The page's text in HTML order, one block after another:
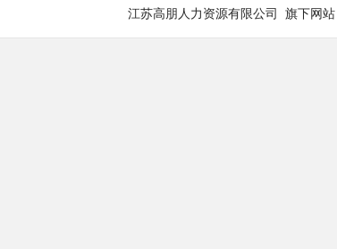
江苏高朋人力资源有限公司 旗下网站